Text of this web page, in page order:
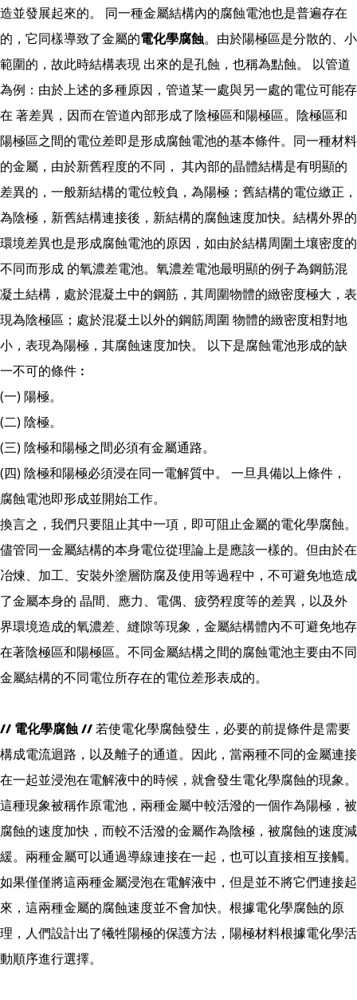
造並發展起來的。 同一種金屬結構內的腐蝕電池也是普遍存在
的，它同樣導致了金屬的電化學腐蝕。由於陽極區是分散的、小
範圍的，故此時結構表現 出來的是孔蝕，也稱為點蝕。 以管道
為例：由於上述的多種原因，管道某一處與另一處的電位可能存
在 著差異，因而在管道內部形成了陰極區和陽極區。陰極區和
陽極區之間的電位差即是形成腐蝕電池的基本條件。同一種材料
的金屬，由於新舊程度的不同， 其內部的晶體結構是有明顯的
差異的，一般新結構的電位較負，為陽極；舊結構的電位繳正，
為陰極，新舊結構連接後，新結構的腐蝕速度加快。結構外界的
環境差異也是形成腐蝕電池的原因，如由於結構周圍土壤密度的
不同而形成 的氧濃差電池。氧濃差電池最明顯的例子為鋼筋混
凝土結構，處於混凝土中的鋼筋，其周圍物體的緻密度極大，表
現為陰極區；處於混凝土以外的鋼筋周圍 物體的緻密度相對地
小，表現為陽極，其腐蝕速度加快。 以下是腐蝕電池形成的缺
一不可的條件︰
(一) 陽極。
(二) 陰極。
(三) 陰極和陽極之間必須有金屬通路。
(四) 陰極和陽極必須浸在同一電解質中。 一旦具備以上條件，
腐蝕電池即形成並開始工作。
換言之，我們只要阻止其中一項，即可阻止金屬的電化學腐蝕。
儘管同一金屬結構的本身電位從理論上是應該一樣的。但由於在
冶煉、加工、安裝外塗層防腐及使用等過程中，不可避免地造成
了金屬本身的 晶間、應力、電偶、疲勞程度等的差異，以及外
界環境造成的氧濃差、縫隙等現象，金屬結構體內不可避免地存
在著陰極區和陽極區。不同金屬結構之間的腐蝕電池主要由不同
金屬結構的不同電位所存在的電位差形表成的。
// 電化學腐蝕 //若使電化學腐蝕發生，必要的前提條件是需要
構成電流迴路，以及離子的通道。因此，當兩種不同的金屬連接
在一起並浸泡在電解液中的時候，就會發生電化學腐蝕的現象。
這種現象被稱作原電池，兩種金屬中較活潑的一個作為陽極，被
腐蝕的速度加快，而較不活潑的金屬作為陰極，被腐蝕的速度減
緩。兩種金屬可以通過導線連接在一起，也可以直接相互接觸。
如果僅僅將這兩種金屬浸泡在電解液中，但是並不將它們連接起
來，這兩種金屬的腐蝕速度並不會加快。根據電化學腐蝕的原
理，人們設計出了犧牲陽極的保護方法，陽極材料根據電化學活
動順序進行選擇。